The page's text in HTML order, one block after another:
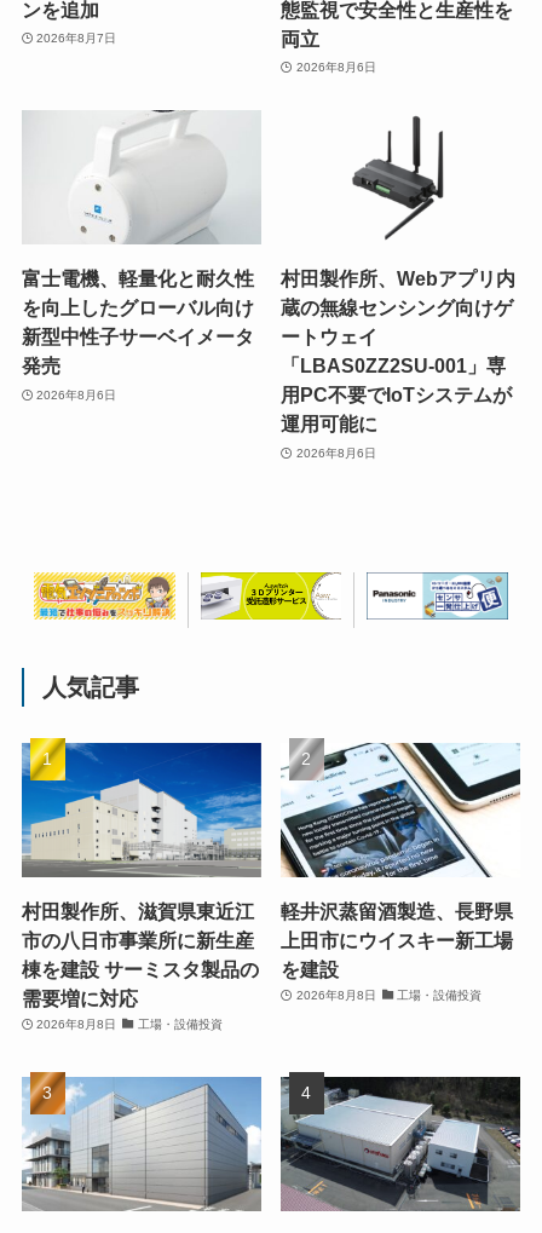
ンを追加
2026年8月7日
態監視で安全性と生産性を
両立
2026年8月6日
富士電機、軽量化と耐久性
を向上したグローバル向け
新型中性子サーベイメータ
発売
2026年8月6日
村田製作所、Webアプリ内
蔵の無線センシング向けゲ
ートウェイ
「LBAS0ZZ2SU-001」専
用PC不要でIoTシステムが
運用可能に
2026年8月6日
人気記事
村田製作所、滋賀県東近江
市の八日市事業所に新生産
棟を建設 サーミスタ製品の
需要増に対応
2026年8月8日 工場・設備投資
軽井沢蒸留酒製造、長野県
上田市にウイスキー新工場
を建設
2026年8月8日 工場・設備投資